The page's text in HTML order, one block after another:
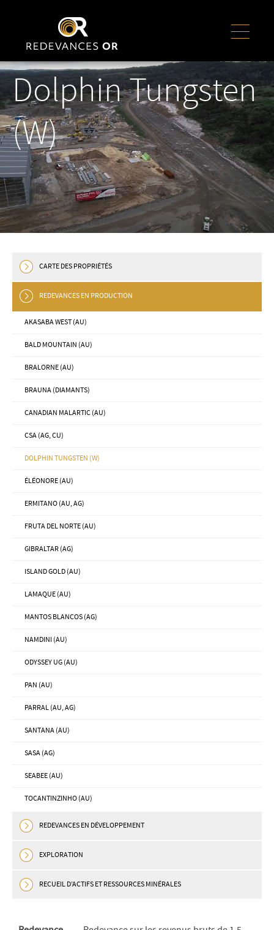
Dolphin Tungsten
(W)
CARTE DES PROPRIÉTÉS
REDEVANCES EN PRODUCTION
AKASABA WEST (AU)
BALD MOUNTAIN (AU)
BRALORNE (AU)
BRAUNA (DIAMANTS)
CANADIAN MALARTIC (AU)
CSA (AG, CU)
DOLPHIN TUNGSTEN (W)
ÉLÉONORE (AU)
ERMITANO (AU, AG)
FRUTA DEL NORTE (AU)
GIBRALTAR (AG)
ISLAND GOLD (AU)
LAMAQUE (AU)
MANTOS BLANCOS (AG)
NAMDINI (AU)
ODYSSEY UG (AU)
PAN (AU)
PARRAL (AU, AG)
SANTANA (AU)
SASA (AG)
SEABEE (AU)
TOCANTINZINHO (AU)
REDEVANCES EN DÉVELOPPEMENT
EXPLORATION
RECUEIL D’ACTIFS ET RESSOURCES MINÉRALES